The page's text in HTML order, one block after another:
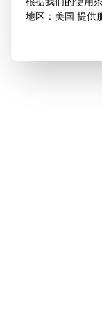
地区：美国 提供